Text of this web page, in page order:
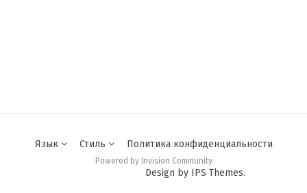
Язык Стиль Политика конфиденциальности
Powered by Invision Community
Design by IPS Themes.